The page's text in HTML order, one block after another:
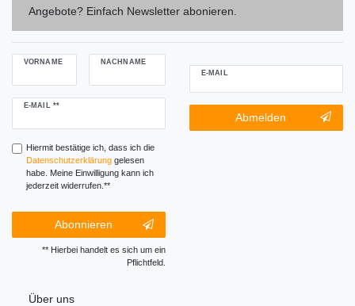
Angebote? Einfach Newsletter abonieren.
VORNAME NACHNAME
E-MAIL **
Newsletter
Hiermit bestätige ich, dass ich die
Daten­schutz­erklärunggelesen
habe. Meine Einwilligung kann ich
jederzeit widerrufen.**
Abonnieren
** Hierbei handelt es sich um ein
Pflichtfeld.
E-MAIL
Newsletter-
Abmeldung
Abmelden
Über uns